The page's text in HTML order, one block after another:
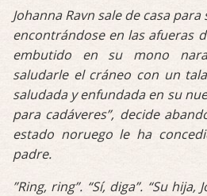
Johanna Ravn sale de casa
encontrándose en las afueras
embutido en su mono
saludarle el cráneo con un
saludada y enfundada en su
para cadáveres”, decide
estado noruego le ha
padre.
”Ring, ring”. “Sí, diga”. “Su